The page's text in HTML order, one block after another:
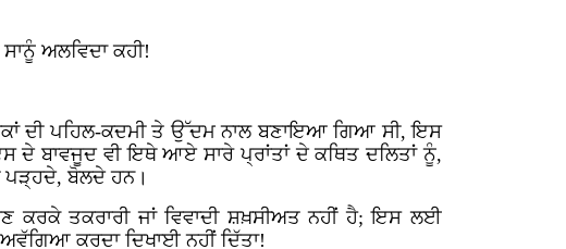
ਅਲਵਿਦਾ ਕਹੀ!
ਦੀ ਪਹਿਲ-ਕਦਮੀ ਤੇ ਉੱਦਮ ਨਾਲ ਬਣਾਇਆ ਗਿਆ ਸੀ, ਇਸ
ਦੇ ਬਾਵਜੂਦ ਵੀ ਇਥੇ ਆਏ ਸਾਰੇ ਪ੍ਰਾਂਤਾਂ ਦੇ ਕਥਿਤ ਦਲਿਤਾਂ ਨੂੰ,
ਪੜ੍ਹਦੇ, ਬੋਲਦੇ ਹਨ।
ਕਰਕੇ ਤਕਰਾਰੀ ਜਾਂ ਵਿਵਾਦੀ ਸ਼ਖ਼ਸੀਅਤ ਨਹੀਂ ਹੈ; ਇਸ ਲਈ
ਕਰਦਾ ਦਿਖਾਈ ਨਹੀਂ ਦਿੱਤਾ!